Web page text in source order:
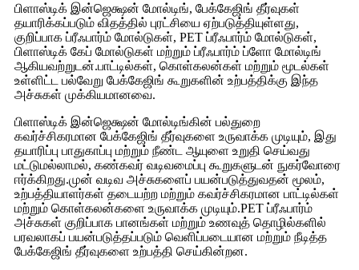
பிளாஸ்டிக் இன்ஜெக்ஷன் மோல்டிங், பேக்கேஜிங் தீர்வுகள்
தயாரிக்கப்படும் விதத்தில் புரட்சியை ஏற்படுத்தியுள்ளது,
குறிப்பாக ப்ரீஃபார்ம் மோல்டுகள், PET ப்ரீஃபார்ம் மோல்டுகள்,
பிளாஸ்டிக் கேப் மோல்டுகள் மற்றும் ப்ரீஃபார்ம் ப்ளோ மோல்டிங்
ஆகியவற்றுடன்.பாட்டில்கள், கொள்கலன்கள் மற்றும் மூடல்கள்
உள்ளிட்ட பல்வேறு பேக்கேஜிங் கூறுகளின் உற்பத்திக்கு இந்த
அச்சுகள் முக்கியமானவை.
பிளாஸ்டிக் இன்ஜெக்ஷன் மோல்டிங்கின் பல்துறை
கவர்ச்சிகரமான பேக்கேஜிங் தீர்வுகளை உருவாக்க முடியும், இது
தயாரிப்பு பாதுகாப்பு மற்றும் நீண்ட ஆயுளை உறுதி செய்வது
மட்டுமல்லாமல், கண்கவர் வடிவமைப்பு கூறுகளுடன் நுகர்வோரை
ஈர்க்கிறது.முன் வடிவ அச்சுகளைப் பயன்படுத்துவதன் மூலம்,
உற்பத்தியாளர்கள் தடையற்ற மற்றும் கவர்ச்சிகரமான பாட்டில்கள்
மற்றும் கொள்கலன்களை உருவாக்க முடியும்.PET ப்ரீஃபார்ம்
அச்சுகள் குறிப்பாக பானங்கள் மற்றும் உணவுத் தொழில்களில்
பரவலாகப் பயன்படுத்தப்படும் வெளிப்படையான மற்றும் நீடித்த
பேக்கேஜிங் தீர்வுகளை உற்பத்தி செய்கின்றன.